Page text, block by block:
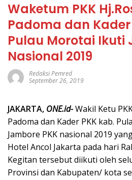
Waketum PKK
Padoma dan Kader
Pulau Morotai Ikuti
Nasional 2019
Redaksi Pemred
September 26, 2019
JAKARTA, ONE.id-Wakil Ketu
Padoma dan Kader PKK kab.
Jambore PKK nasional 2019
Hotel Ancol Jakarta pada hari
Kegitan tersebut diikuti oleh
Provinsi dan Kabupaten/ kota